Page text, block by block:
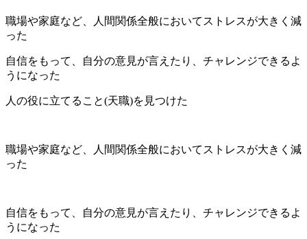
職場や家庭など、人間関係全般においてストレスが大きく減
った
自信をもって、自分の意見が言えたり、チャレンジできるよ
うになった
人の役に立てること(天職)を見つけた
職場や家庭など、人間関係全般においてストレスが大きく減
った
自信をもって、自分の意見が言えたり、チャレンジできるよ
うになった